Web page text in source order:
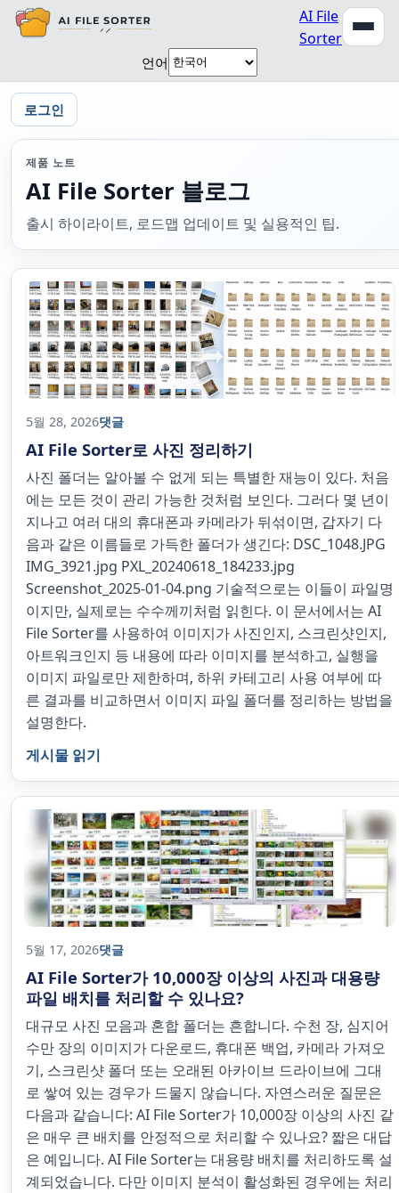
AI File
Sorter
언어
로그인
제품 노트
AI File Sorter 블로그
출시 하이라이트, 로드맵 업데이트 및 실용적인 팁.
5월 28, 2026댓글
AI File Sorter로 사진 정리하기
사진 폴더는 알아볼 수 없게 되는 특별한 재능이 있다. 처음
에는 모든 것이 관리 가능한 것처럼 보인다. 그러다 몇 년이
지나고 여러 대의 휴대폰과 카메라가 뒤섞이면, 갑자기 다
음과 같은 이름들로 가득한 폴더가 생긴다: DSC_1048.JPG
IMG_3921.jpg PXL_20240618_184233.jpg
Screenshot_2025-01-04.png 기술적으로는 이들이 파일명
이지만, 실제로는 수수께끼처럼 읽힌다. 이 문서에서는 AI
File Sorter를 사용하여 이미지가 사진인지, 스크린샷인지,
아트워크인지 등 내용에 따라 이미지를 분석하고, 실행을
이미지 파일로만 제한하며, 하위 카테고리 사용 여부에 따
른 결과를 비교하면서 이미지 파일 폴더를 정리하는 방법을
설명한다.
게시물 읽기
5월 17, 2026댓글
AI File Sorter가 10,000장 이상의 사진과 대용량
파일 배치를 처리할 수 있나요?
대규모 사진 모음과 혼합 폴더는 흔합니다. 수천 장, 심지어
수만 장의 이미지가 다운로드, 휴대폰 백업, 카메라 가져오
기, 스크린샷 폴더 또는 오래된 아카이브 드라이브에 그대
로 쌓여 있는 경우가 드물지 않습니다. 자연스러운 질문은
다음과 같습니다: AI File Sorter가 10,000장 이상의 사진 같
은 매우 큰 배치를 안정적으로 처리할 수 있나요? 짧은 대답
은 예입니다. AI File Sorter는 대용량 배치를 처리하도록 설
계되었습니다. 다만 이미지 분석이 활성화된 경우에는 처리